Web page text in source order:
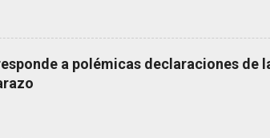
era un médico reconocido en la región.
a polémicas declaraciones de